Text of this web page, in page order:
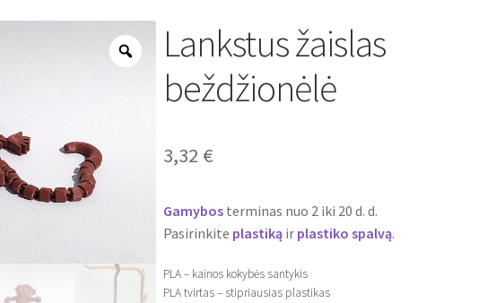
ZoomLankstus žaislas
beždžionėlė
3,32 €
Gamybos terminas nuo 2 iki 20 d. d.
Pasirinkite plastiką ir plastiko spalvą.
PLA – kainos kokybės santykis
PLA tvirtas – stipriausias plastikas